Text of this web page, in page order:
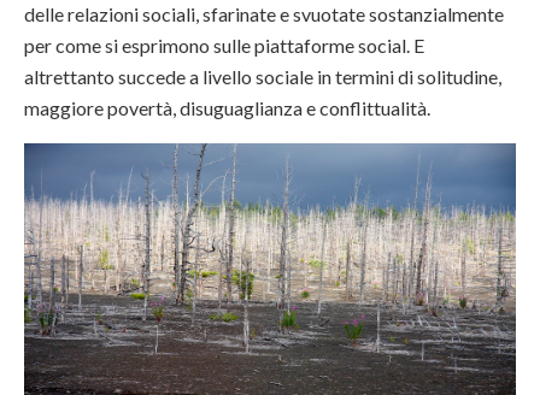
delle relazioni sociali, sfarinate e svuotate sostanzialmente
per come si esprimono sulle piattaforme social. E
altrettanto succede a livello sociale in termini di solitudine,
maggiore povertà, disuguaglianza e conflittualità.